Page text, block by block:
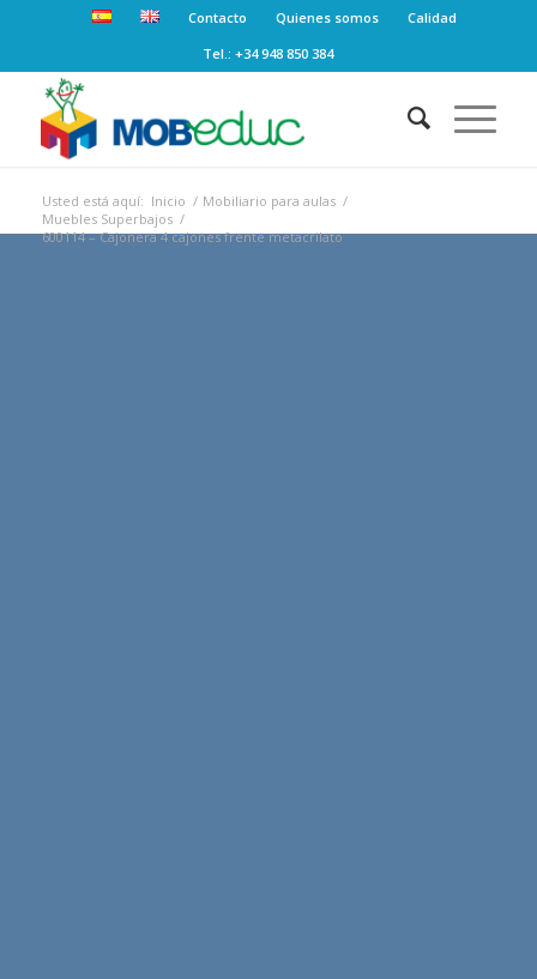
Contacto Quienes somos
Calidad
Tel.: +34 948 850 384
Usted está aquí: Inicio / Mobiliario para aulas /
Muebles Superbajos /
600114 – Cajonera 4 cajones frente metacrilato